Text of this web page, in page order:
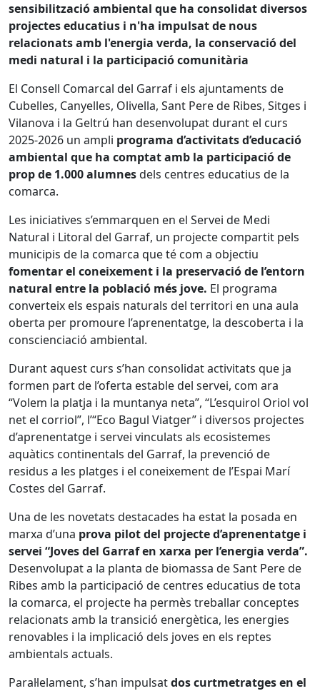
sensibilització ambiental que ha consolidat diversos
projectes educatius i n'ha impulsat de nous
relacionats amb l'energia verda, la conservació del
medi natural i la participació comunitària
El Consell Comarcal del Garraf i els ajuntaments de
Cubelles, Canyelles, Olivella, Sant Pere de Ribes, Sitges i
Vilanova i la Geltrú han desenvolupat durant el curs
2025-2026 un ampli programa d’activitats d’educació
ambiental que ha comptat amb la participació de
prop de 1.000 alumnesdels centres educatius de la
comarca.
Les iniciatives s’emmarquen en el Servei de Medi
Natural i Litoral del Garraf, un projecte compartit pels
municipis de la comarca que té com a objectiu
fomentar el coneixement i la preservació de l’entorn
natural entre la població més jove. El programa
converteix els espais naturals del territori en una aula
oberta per promoure l’aprenentatge, la descoberta i la
conscienciació ambiental.
Durant aquest curs s’han consolidat activitats que ja
formen part de l’oferta estable del servei, com ara
“Volem la platja i la muntanya neta”, “L’esquirol Oriol vol
net el corriol”, l’“Eco Bagul Viatger” i diversos projectes
d’aprenentatge i servei vinculats als ecosistemes
aquàtics continentals del Garraf, la prevenció de
residus a les platges i el coneixement de l’Espai Marí
Costes del Garraf.
Una de les novetats destacades ha estat la posada en
marxa d’una prova pilot del projecte d’aprenentatge i
servei “Joves del Garraf en xarxa per l’energia verda”.
Desenvolupat a la planta de biomassa de Sant Pere de
Ribes amb la participació de centres educatius de tota
la comarca, el projecte ha permès treballar conceptes
relacionats amb la transició energètica, les energies
renovables i la implicació dels joves en els reptes
ambientals actuals.
Paral·lelament, s’han impulsatdos curtmetratges en el